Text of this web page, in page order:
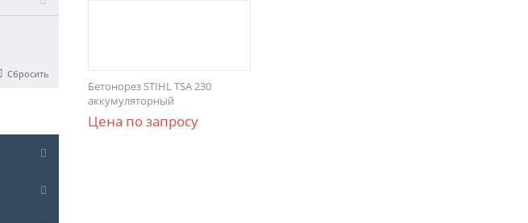
Сбросить
Бетонорез STIHL TSA 230
аккумуляторный
Цена по запросу